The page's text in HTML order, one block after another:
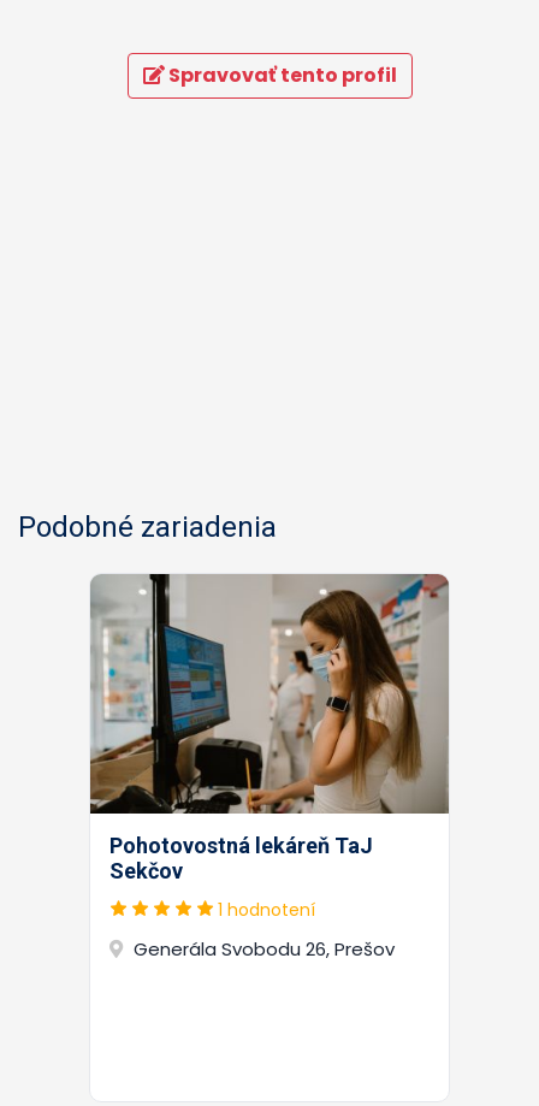
Spravovať tento profil
Podobné zariadenia
Pohotovostná lekáreň TaJ
Sekčov
1 hodnotení
Generála Svobodu 26, Prešov